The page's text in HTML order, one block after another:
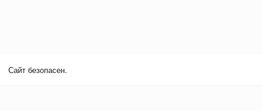
Сайт безопасен.